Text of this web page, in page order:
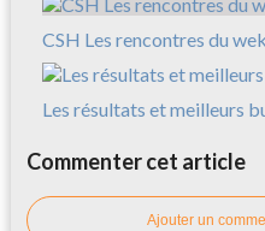
CSH Les rencontres du
Les résultats et meilleurs
Commenter cet article
Ajouter un